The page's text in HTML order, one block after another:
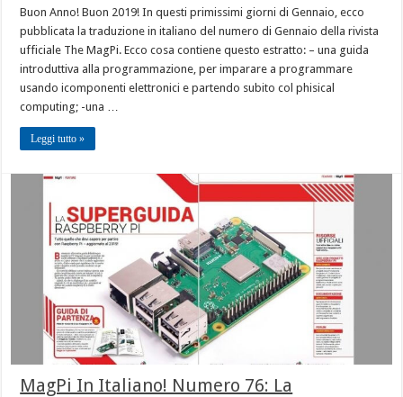
Buon Anno! Buon 2019! In questi primissimi giorni di Gennaio, ecco
pubblicata la traduzione in italiano del numero di Gennaio della rivista
ufficiale The MagPi. Ecco cosa contiene questo estratto: – una guida
introduttiva alla programmazione, per imparare a programmare
usando icomponenti elettronici e partendo subito col phisical
computing; -una …
Leggi tutto »
MagPi In Italiano! Numero 76: La